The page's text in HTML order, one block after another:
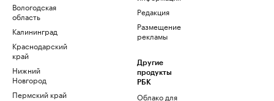
Вологодская
область
Калининград
Краснодарский
край
Нижний
Новгород
Пермский край
Редакция
Размещение
рекламы
Другие
продукты
РБК
Облако для